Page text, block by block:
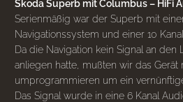
Skoda Superb mit Columbus – HiFi
Serienmäßig war der Superb mit
Navigationssystem und einer 10
Da die Navigation kein Signal an den
anliegen hatte, mußten wir das Gerät
umprogrammieren um ein
Das Signal wurde in eine 6 Kanal